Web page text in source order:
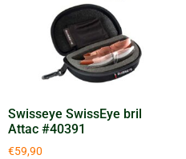
Swisseye SwissEye bril
Attac #40391
€59,90